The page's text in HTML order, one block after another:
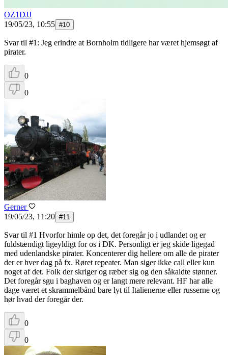
OZ1DJJ
19/05/23, 10:55 #10
Svar til #1: Jeg erindre at Bornholm tidligere har været hjemsøgt af
pirater.
0
0
Gerner
19/05/23, 11:20 #11
Svar til #1 Hvorfor himle op det, det foregår jo i udlandet og er
fuldstændigt ligeyldigt for os i DK. Personligt er jeg skide ligegad
med udenlandske pirater. Koncenterer dig hellere om alle de pirater
der er hver dag på fx. Røret repeater. Man siger ikke call eller kun
noget af det. Folk der skriger og ræber sig og den såkaldte stønner.
Det foregår sgu i baghaven og er langt mere relevant. HF har alle
dage været et skrammelbånd bare lyt til Italienerne eller russerne og
hør hvad der foregår der.
0
0